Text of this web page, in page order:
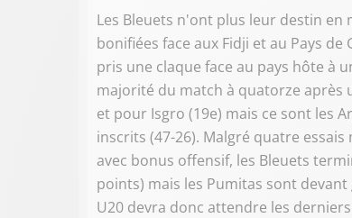
Les Bleuets n'ont plus leur destin
bonifiées face aux Fidji et au Pays
pris une claque face au pays hôte à
majorité du match à quatorze après
et pour Isgro (19e) mais ce sont les
inscrits (47-26). Malgré quatre essais
avec bonus offensif, les Bleuets
points) mais les Pumitas sont
U20 devra donc attendre les